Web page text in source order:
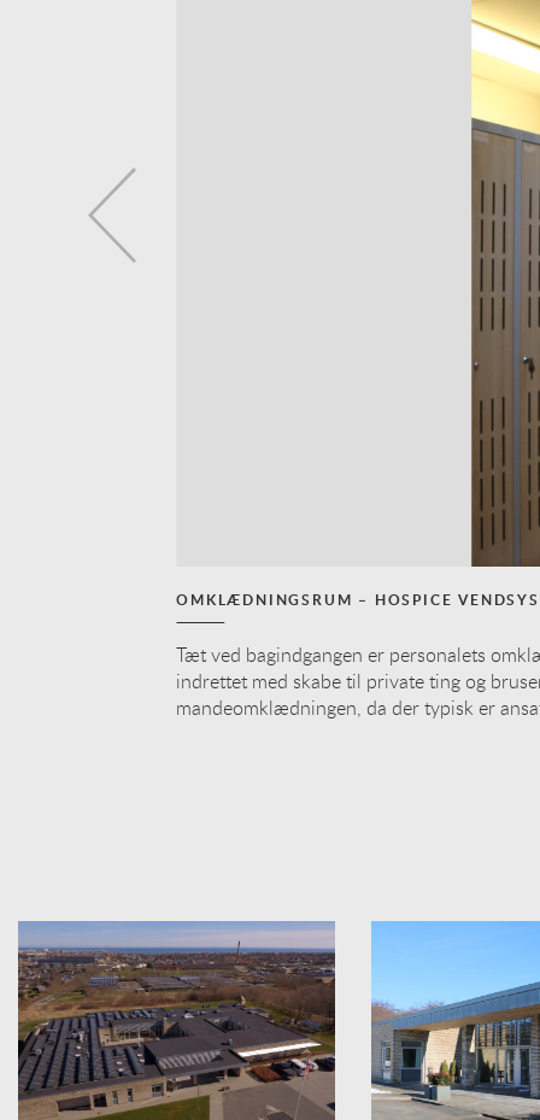
OMKLÆDNINGSRUM – HOSPICE
Tæt ved bagindgangen er personalets
indrettet med skabe til private ting og
mandeomklædningen, da der typisk er